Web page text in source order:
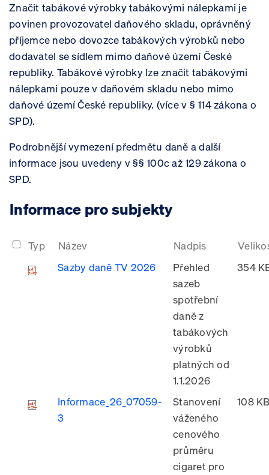
Značit tabákové výrobky tabákovými nálepkami je
povinen provozovatel daňového skladu, oprávněný
příjemce nebo dovozce tabákových výrobků nebo
dodavatel se sídlem mimo daňové území České
republiky. Tabákové výrobky lze značit tabákovými
nálepkami pouze v daňovém skladu nebo mimo
daňové území České republiky. (více v § 114 zákona o
SPD).
Podrobnější vymezení předmětu daně a další
informace jsou uvedeny v §§ 100c až 129 zákona o
SPD. ​
Informace pro subjekty
Typ Název Nadpis
Sazby daně TV 2026
Přehled
sazeb
spotřební
daně z
tabákových
výrobků
platných od
1.1.2026
354
Informace_26_07059-
3
Stanovení
váženého
cenového
průměru
cigaret pro
108